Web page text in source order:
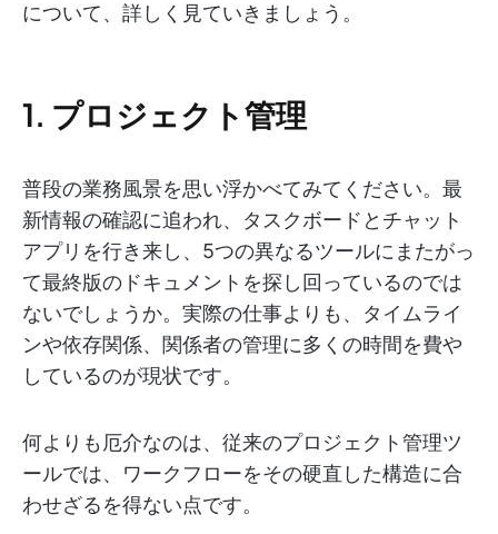
について、詳しく見ていきましょう。
1. プロジェクト管理
普段の業務風景を思い浮かべてみてください。最
新情報の確認に追われ、タスクボードとチャット
アプリを行き来し、5つの異なるツールにまたがっ
て最終版のドキュメントを探し回っているのでは
ないでしょうか。実際の仕事よりも、タイムライ
ンや依存関係、関係者の管理に多くの時間を費や
しているのが現状です。
何よりも厄介なのは、従来のプロジェクト管理ツ
ールでは、ワークフローをその硬直した構造に合
わせざるを得ない点です。